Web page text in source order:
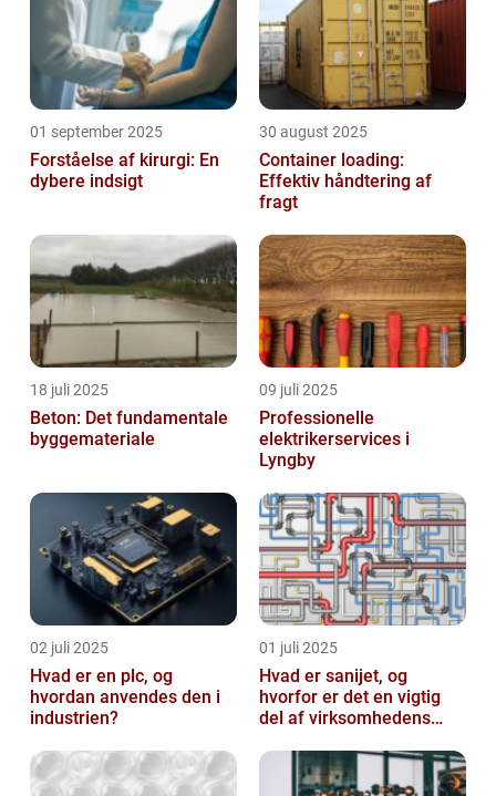
01 september 2025
Forståelse af kirurgi: En
dybere indsigt
30 august 2025
Container loading:
Effektiv håndtering af
fragt
18 juli 2025
Beton: Det fundamentale
byggemateriale
09 juli 2025
Professionelle
elektrikerservices i
Lyngby
02 juli 2025
Hvad er en plc, og
hvordan anvendes den i
industrien?
01 juli 2025
Hvad er sanijet, og
hvorfor er det en vigtig
del af virksomhedens